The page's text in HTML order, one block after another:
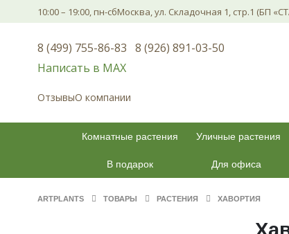
10:00 – 19:00, пн-сбМосква, ул. Складочная 1, стр.1 (БП
8 (499) 755-86-83 8 (926) 891-03-50
Написать в МАХ
ОтзывыО компании
Комнатные растения Уличные растения
В подарок Для офиса
ARTPLANTS ТОВАРЫ РАСТЕНИЯ ХАВОРТИЯ